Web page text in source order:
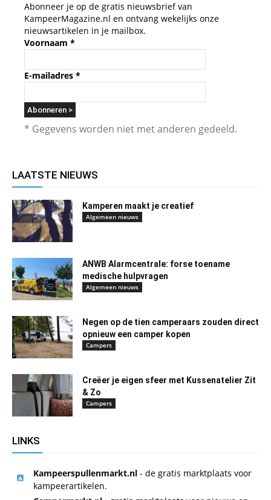
Abonneer je op de gratis nieuwsbrief van
KampeerMagazine.nl en ontvang wekelijks onze
nieuwsartikelen in je mailbox.
Voornaam *
E-mailadres *
* Gegevens worden niet met anderen gedeeld.
LAATSTE NIEUWS
Kamperen maakt je creatief
Algemeen nieuws
ANWB Alarmcentrale: forse toename
medische hulpvragen
Algemeen nieuws
Negen op de tien camperaars zouden direct
opnieuw een camper kopen
Campers
Creëer je eigen sfeer met Kussenatelier Zit
& Zo
Campers
LINKS
Kampeerspullenmarkt.nl - de gratis marktplaats voor
kampeerartikelen.